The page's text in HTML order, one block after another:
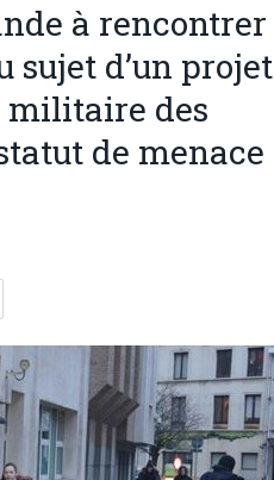
à rencontrer
sujet d’un projet
des
de menace